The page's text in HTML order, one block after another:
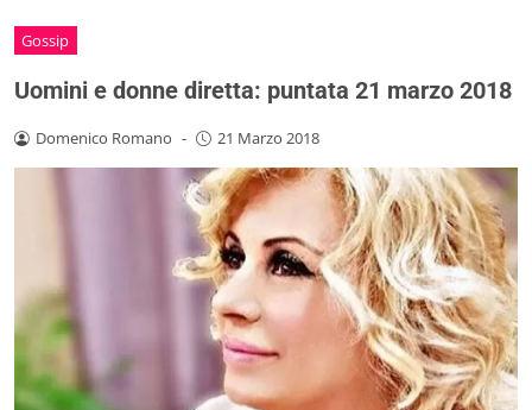
Gossip
Uomini e donne diretta: puntata 21 marzo 2018
Domenico Romano - 21 Marzo 2018